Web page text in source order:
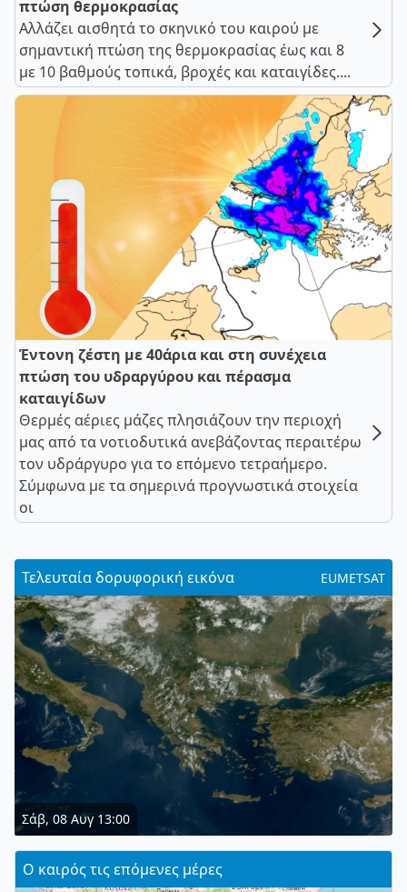
πτώση θερμοκρασίας
Αλλάζει αισθητά το σκηνικό του καιρού με
σημαντική πτώση της θερμοκρασίας έως και 8
με 10 βαθμούς τοπικά, βροχές και καταιγίδες....
Έντονη ζέστη με 40άρια και στη συνέχεια
πτώση του υδραργύρου και πέρασμα
καταιγίδων
Θερμές αέριες μάζες πλησιάζουν την περιοχή
μας από τα νοτιοδυτικά ανεβάζοντας περαιτέρω
τον υδράργυρο για το επόμενο τετραήμερο.
Σύμφωνα με τα σημερινά προγνωστικά στοιχεία
οι
Τελευταία δορυφορική εικόνα EUMETSAT
Σάβ, 08 Αυγ 13:00
Ο καιρός τις επόμενες μέρες